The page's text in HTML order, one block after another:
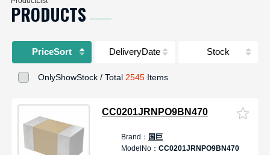
PRODUCTS
PriceSort DeliveryDate Stock
OnlyShowStock / Total 2545Items
CC0201JRNPO9BN470
Brand： 国巨
ModelNo： CC0201JRNPO9BN470